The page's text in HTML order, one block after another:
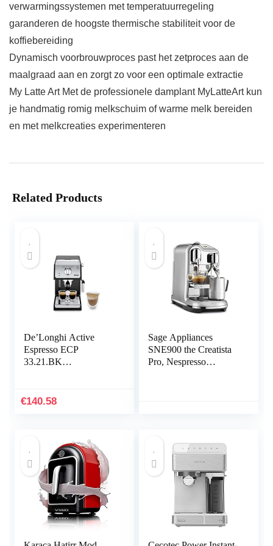
verwarmingssystemen met temperatuurregeling
garanderen de hoogste thermische stabiliteit voor de
koffiebereiding
Dynamisch voorbrouwproces past het zetproces aan de
maalgraad aan en zorgt zo voor een optimale extractie
My Latte Art Met de professionele damplant MyLatteArt kun
je handmatig romig melkschuim of warme melk bereiden
en met melkcreaties experimenteren
Related Products
De’Longhi Active
Espresso ECP
33.21.BK
aluminium afwerking,
warmwaterfunctie,
zwart
€140.58
Sage Appliances
SNE900 the Creatista
Pro, Nespresso